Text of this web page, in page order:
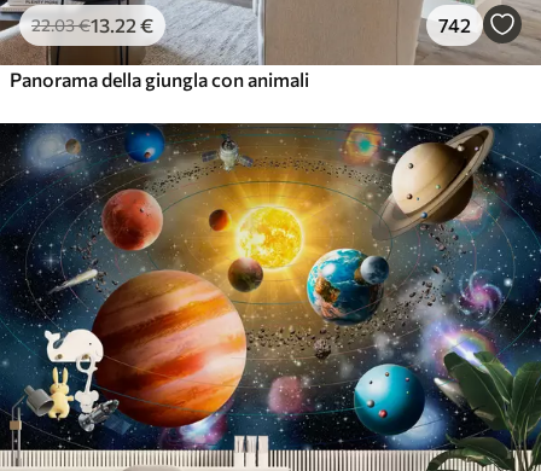
22.03€13 .22 € 742
Panorama della giungla con animali